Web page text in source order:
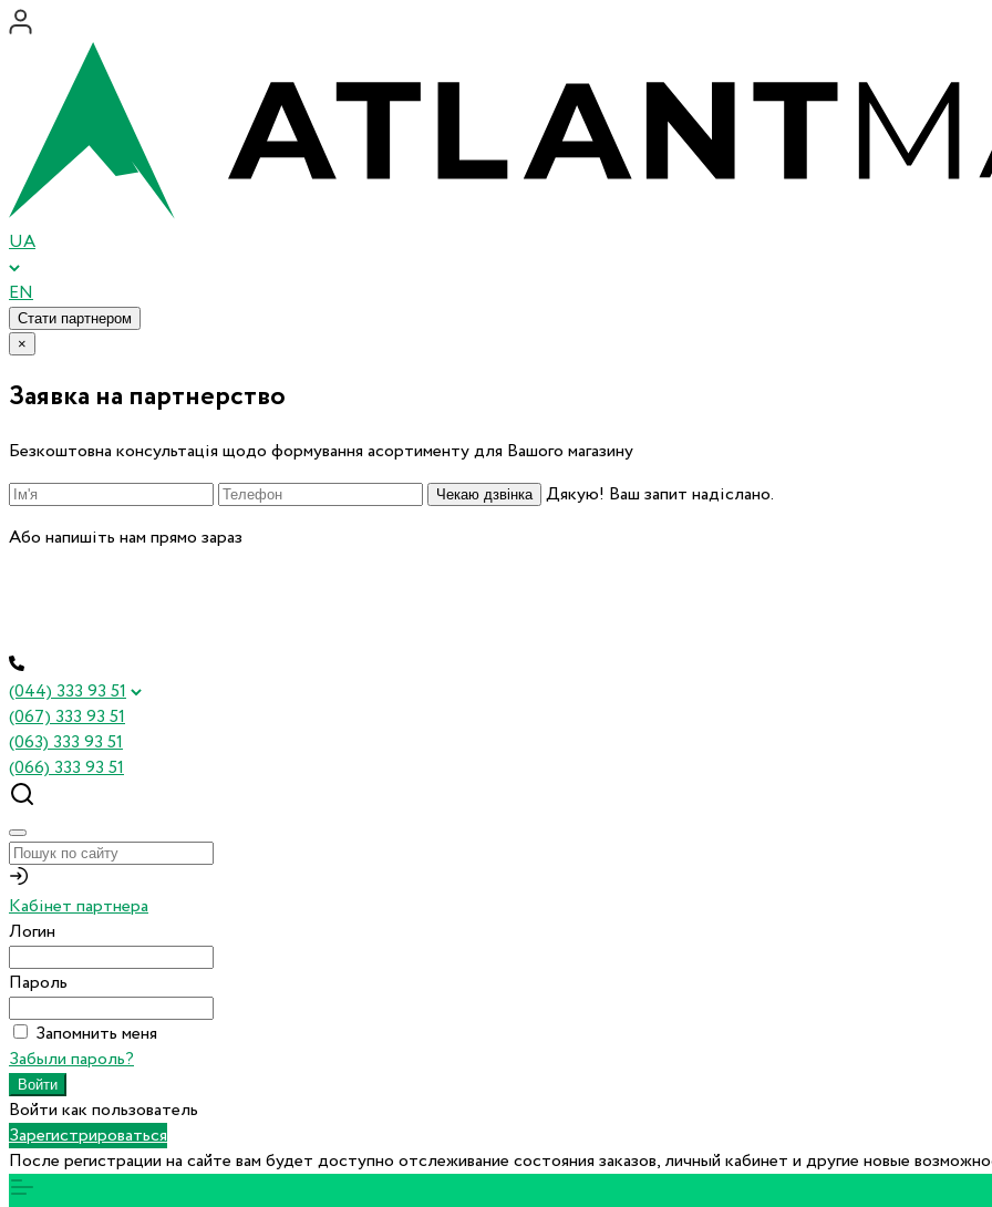
UA
EN
Стати партнером
×
Заявка на партнерство
Безкоштовна консультація щодо формування асортименту для Вашого магазину
Чекаю дзвінка
Дякую! Ваш запит надіслано.
Або напишіть нам прямо зараз
(044) 333 93 51
(067) 333 93 51
(063) 333 93 51
(066) 333 93 51
Кабінет партнера
Логин
Пароль
Запомнить меня
Забыли пароль?
Войти как пользователь
Зарегистрироваться
После регистрации на сайте вам будет доступно отслеживание состояния заказов, личный кабинет и другие новые